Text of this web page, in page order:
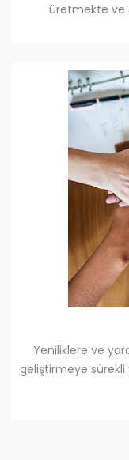
üretmekte ve
Yeniliklere ve
geliştirmeye sürekli